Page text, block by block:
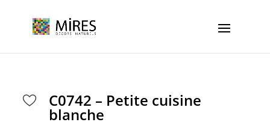
C0742 – Petite cuisine
blanche